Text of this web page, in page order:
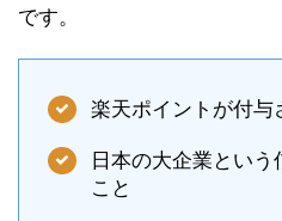
です。
楽天ポイントが付与
日本の大企業とい
こと